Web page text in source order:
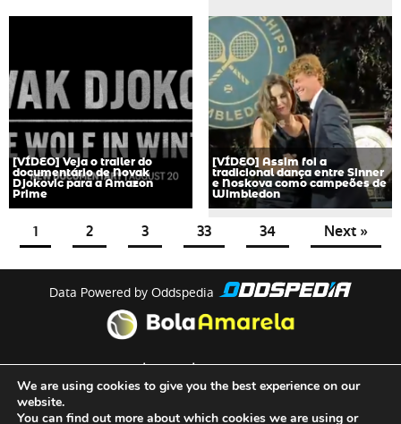
[VÍDEO] Veja o trailer do
documentário de Novak
Djokovic para a Amazon
Prime
[VÍDEO] Assim foi a
tradicional dança entre Sinner
e Noskova como campeões de
Wimbledon
1 2 3 33 34 Next »
Data Powered by Oddspedia
theme bymeow
We are using cookies to give you the best experience on our
website.
You can find out more about which cookies we are using or